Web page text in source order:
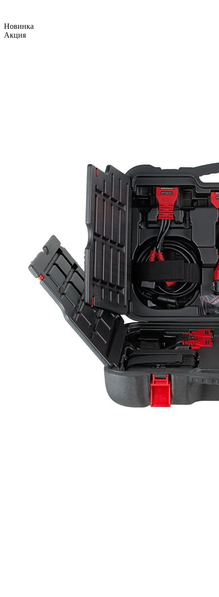
Новинка
Акция